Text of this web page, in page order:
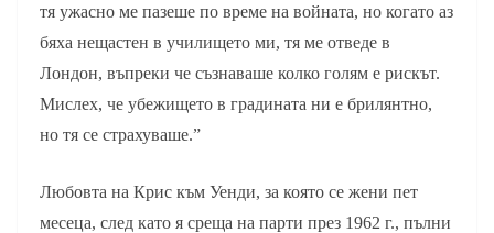
тя ужасно ме пазеше по време на войната, но когато аз
бяха нещастен в училището ми, тя ме отведе в
Лондон, въпреки че съзнаваше колко голям е рискът.
Мислех, че убежището в градината ни е брилянтно,
но тя се страхуваше.”
Любовта на Крис към Уенди, за която се жени пет
месеца, след като я среща на парти през 1962 г., пълни